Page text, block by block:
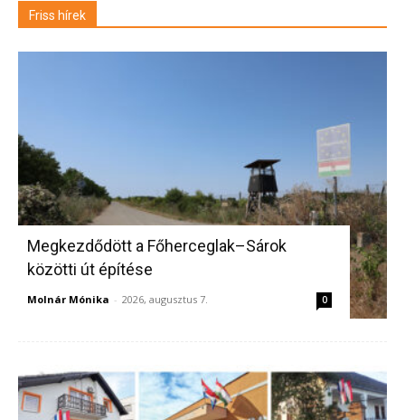
Friss hírek
Megkezdődött a Főherceglak–Sárok
közötti út építése
Molnár Mónika - 2026, augusztus 7. 0